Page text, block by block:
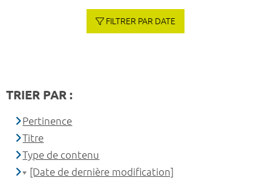
FILTRER PAR DATE
TRIER PAR :
Pertinence
Titre
Type de contenu
[Date de dernière modification]